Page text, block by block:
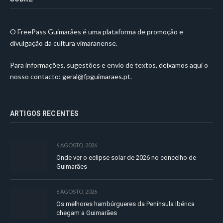
O FreePass Guimarães é uma plataforma de promoção e
divulgação da cultura vimaranense.
Para informações, sugestões e envio de textos, deixamos aqui o
nosso contacto: geral@fpguimaraes.pt.
ARTIGOS RECENTES
6 AGOSTO, 2026
Onde ver o eclipse solar de 2026 no concelho de
Guimarães
6 AGOSTO, 2026
Os melhores hambúrgueres da Península Ibérica
chegam a Guimarães